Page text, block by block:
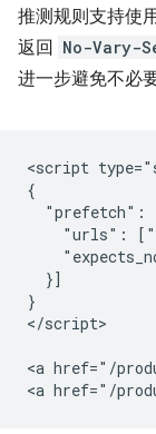
推测规则支持使
返回
No-Vary-
进一步避免不必
<script
{
"prefetch":
"urls":
  }]
}
</script>
<a href="/